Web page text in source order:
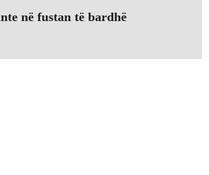
në fustan të bardhë